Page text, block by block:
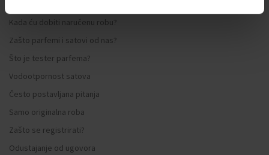
Kada ću dobiti naručenu robu?
Zašto parfemi i satovi od nas?
Što je tester parfema?
Vodootpornost satova
Često postavljana pitanja
Samo originalna roba
Zašto se registrirati?
Odustajanje od ugovora